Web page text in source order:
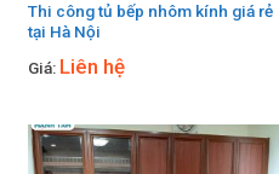
Thi công tủ bếp nhôm kính giá rẻ
tại Hà Nội
Giá: Liên hệ